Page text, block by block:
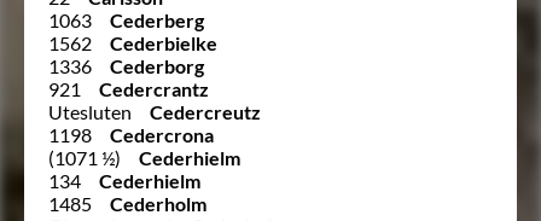
1063
Cederberg
1562
Cederbielke
1336
Cederborg
921
Cedercrantz
Utesluten
Cedercreutz
1198
Cedercrona
(1071 ½)
Cederhielm
134
Cederhielm
1485
Cederholm